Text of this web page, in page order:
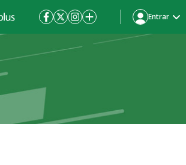
Entrar